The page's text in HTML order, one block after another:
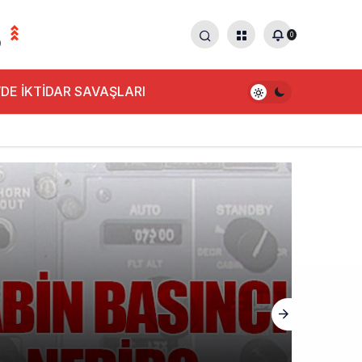
0
İKTİDAR SAVAŞLARI